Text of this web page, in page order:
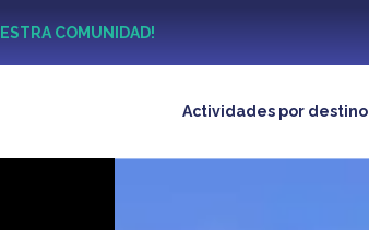
COMUNIDAD!
Actividades por destino